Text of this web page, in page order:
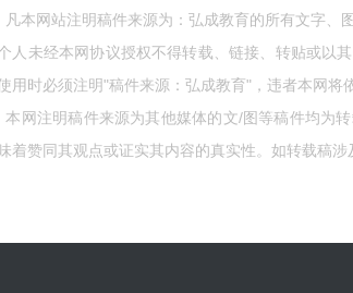
凡本网站注明稿件来源为：弘成教育的所有文字
人未经本网协议授权不得转载、链接、转贴或以
用时必须注明"稿件来源：弘成教育"，违者本网将
本网注明稿件来源为其他媒体的文/图等稿件均为
着赞同其观点或证实其内容的真实性。如转载稿